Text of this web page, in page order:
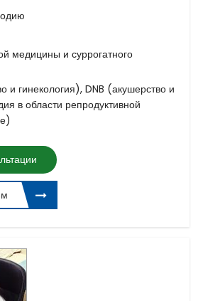
медицины и суррогатного
и гинекология), DNB (акушерство и
в области репродуктивной